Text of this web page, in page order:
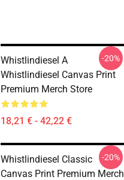
Whistlindiesel A
Whistlindiesel Canvas Print
Premium Merch Store
18,21 € - 42,22 €
-20%
Whistlindiesel Classic
Canvas Print Premium Merch
-20%